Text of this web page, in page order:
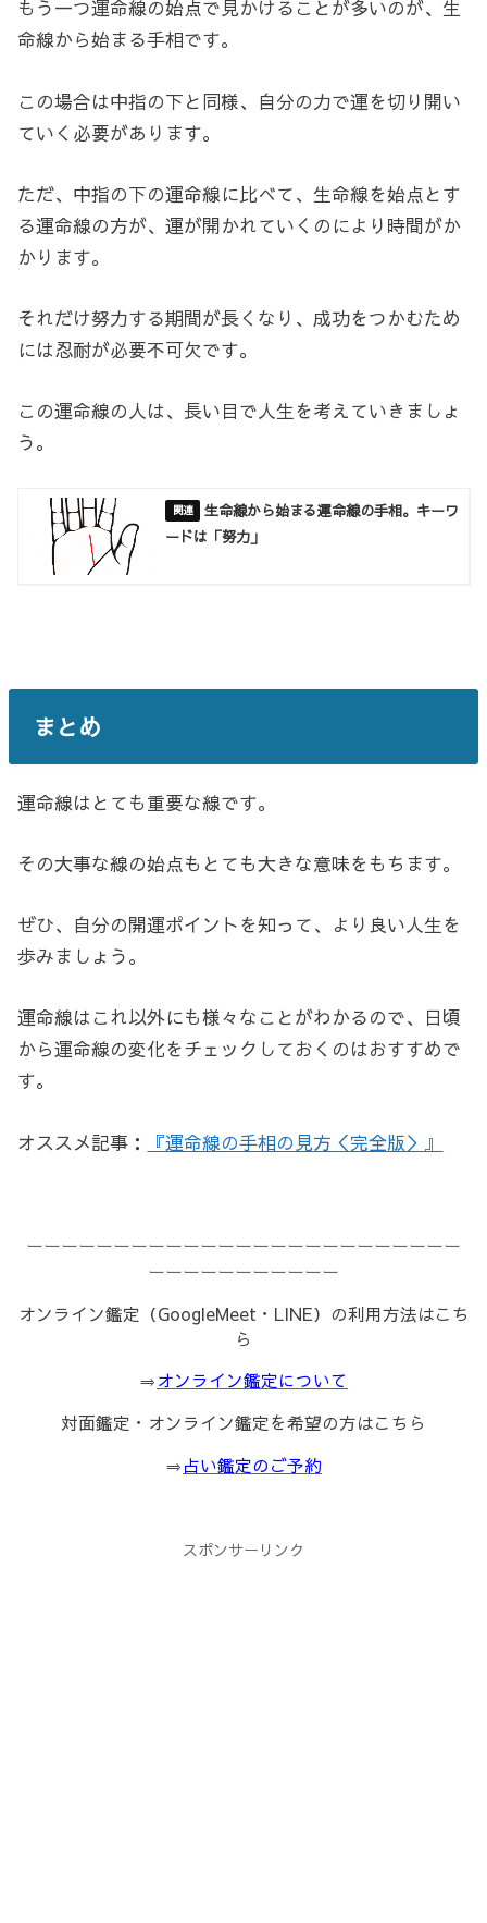
もう一つ運命線の始点で見かけることが多いのが、生
命線から始まる手相です。
この場合は中指の下と同様、自分の力で運を切り開い
ていく必要があります。
ただ、中指の下の運命線に比べて、生命線を始点とす
る運命線の方が、運が開かれていくのにより時間がか
かります。
それだけ努力する期間が長くなり、成功をつかむため
には忍耐が必要不可欠です。
この運命線の人は、長い目で人生を考えていきましょ
う。
生命線から始まる運命線の手相。キーワ
ードは「努力」
まとめ
運命線はとても重要な線です。
その大事な線の始点もとても大きな意味をもちます。
ぜひ、自分の開運ポイントを知って、より良い人生を
歩みましょう。
運命線はこれ以外にも様々なことがわかるので、日頃
から運命線の変化をチェックしておくのはおすすめで
す。
オススメ記事： 『運命線の手相の見方＜完全版＞』
ーーーーーーーーーーーーーーーーーーーーーーーーー
ーーーーーーーーーーー
オンライン鑑定（GoogleMeet・LINE）の利用方法はこち
ら
⇒オンライン鑑定について
対面鑑定・オンライン鑑定を希望の方はこちら
⇒占い鑑定のご予約
スポンサーリンク